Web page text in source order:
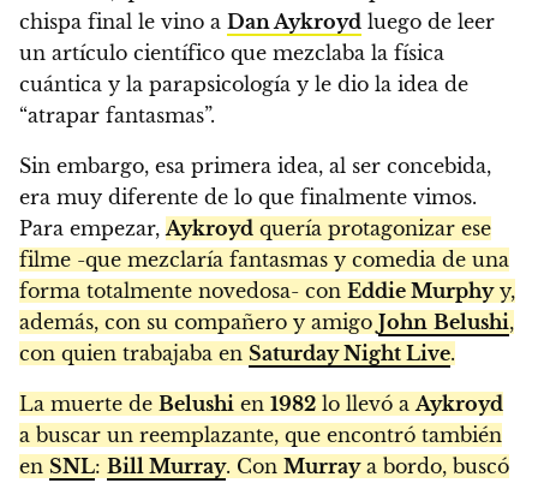
chispa final le vino a Dan Aykroyd luego de leer
un artículo científico que mezclaba la física
cuántica y la parapsicología y le dio la idea de
“atrapar fantasmas”.
Sin embargo, esa primera idea, al ser concebida,
era muy diferente de lo que finalmente vimos.
Para empezar, Aykroyd quería protagonizar ese
filme -que mezclaría fantasmas y comedia de una
forma totalmente novedosa- con Eddie Murphyy,
además, con su compañero y amigo John Belushi,
con quien trabajaba en Saturday Night Live.
La muerte de Belushi en 1982 lo llevó a Aykroyd
a buscar un reemplazante, que encontró también
en SNL: Bill Murray. Con Murraya bordo, buscó